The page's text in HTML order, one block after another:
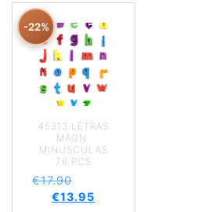
-22%
45313 LETRAS
MAGN.
MINUSCULAS
76 PCS
€17.90
€13.95